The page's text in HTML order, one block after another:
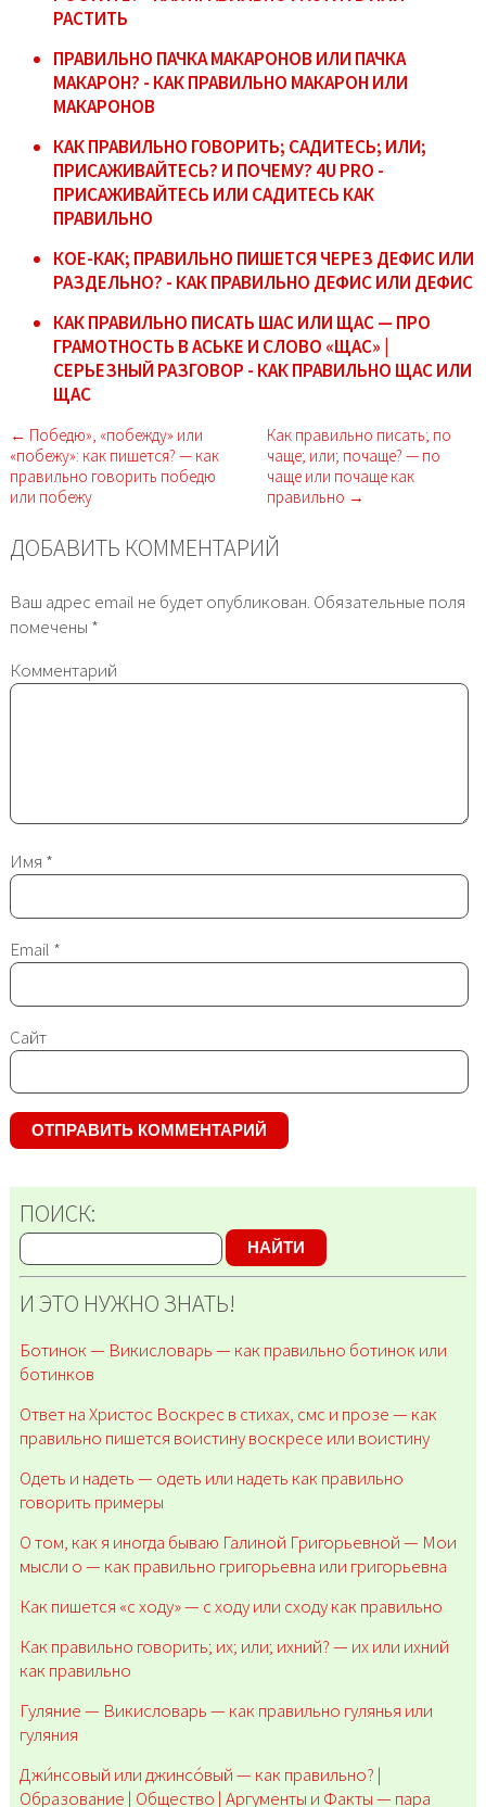
РАСТИТЬ
ПРАВИЛЬНО ПАЧКА МАКАРОНОВ ИЛИ ПАЧКА
МАКАРОН? - КАК ПРАВИЛЬНО МАКАРОН ИЛИ
МАКАРОНОВ
КАК ПРАВИЛЬНО ГОВОРИТЬ; САДИТЕСЬ; ИЛИ;
ПРИСАЖИВАЙТЕСЬ? И ПОЧЕМУ? 4U PRO -
ПРИСАЖИВАЙТЕСЬ ИЛИ САДИТЕСЬ КАК
ПРАВИЛЬНО
КОЕ-КАК; ПРАВИЛЬНО ПИШЕТСЯ ЧЕРЕЗ ДЕФИС ИЛИ
РАЗДЕЛЬНО? - КАК ПРАВИЛЬНО ДЕФИС ИЛИ ДЕФИС
КАК ПРАВИЛЬНО ПИСАТЬ ШАС ИЛИ ЩАС — ПРО
ГРАМОТНОСТЬ В АСЬКЕ И СЛОВО «ЩАС» |
СЕРЬЕЗНЫЙ РАЗГОВОР - КАК ПРАВИЛЬНО ЩАС ИЛИ
ЩАС
← Победю», «побежду» или
«побежу»: как пишется? — как
правильно говорить победю
или побежу
Как правильно писать; по
чаще; или; почаще? — по
чаще или почаще как
правильно →
ДОБАВИТЬ КОММЕНТАРИЙ
Ваш адрес email не будет опубликован. Обязательные поля
помечены *
Комментарий
Имя *
Email *
Сайт
ПОИСК:
НАЙТИ
И ЭТО НУЖНО ЗНАТЬ!
Ботинок — Викисловарь — как правильно ботинок или
ботинков
Ответ на Христос Воскрес в стихах, смс и прозе — как
правильно пишется воистину воскресе или воистину
Одеть и надеть — одеть или надеть как правильно
говорить примеры
О том, как я иногда бываю Галиной Григорьевной — Мои
мысли о — как правильно григорьевна или григорьевна
Как пишется «с ходу» — с ходу или сходу как правильно
Как правильно говорить; их; или; ихний? — их или ихний
как правильно
Гуляние — Викисловарь — как правильно гулянья или
гуляния
Джи́нсовый или джинсо́вый — как правильно? |
Образование | Общество | Аргументы и Факты — пара